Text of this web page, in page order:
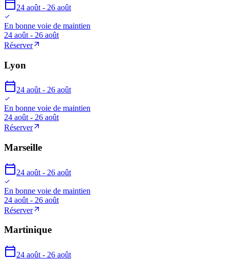
24 août - 26 août
En bonne voie de maintien
24 août - 26 août
Réserver
Lyon
24 août - 26 août
En bonne voie de maintien
24 août - 26 août
Réserver
Marseille
24 août - 26 août
En bonne voie de maintien
24 août - 26 août
Réserver
Martinique
24 août - 26 août